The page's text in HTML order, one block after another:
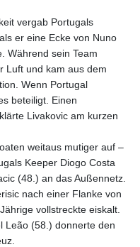
vergab Portugals
er eine Ecke von Nuno
Während sein Team
Luft und kam aus dem
Wenn Portugal
beteiligt. Einen
Livakovic am kurzen
weitaus mutiger auf –
Keeper Diogo Costa
(48.) an das Außennetz.
nach einer Flanke von
vollstreckte eiskalt.
Leão (58.) donnerte den